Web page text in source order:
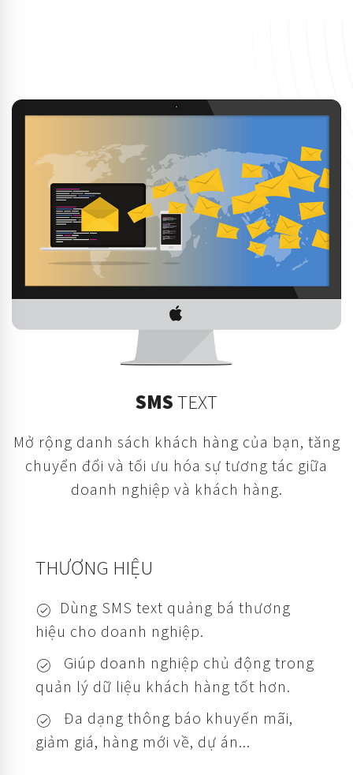
SMSTEXT
Mở rộng danh sách khách hàng của bạn, tăng
chuyển đổi và tối ưu hóa sự tương tác giữa
doanh nghiệp và khách hàng.
THƯƠNG HIỆU
Dùng SMS text quảng bá thương
hiệu cho doanh nghiệp.
Giúp doanh nghiệp chủ động trong
quản lý dữ liệu khách hàng tốt hơn.
Đa dạng thông báo khuyến mãi,
giảm giá, hàng mới về, dự án...